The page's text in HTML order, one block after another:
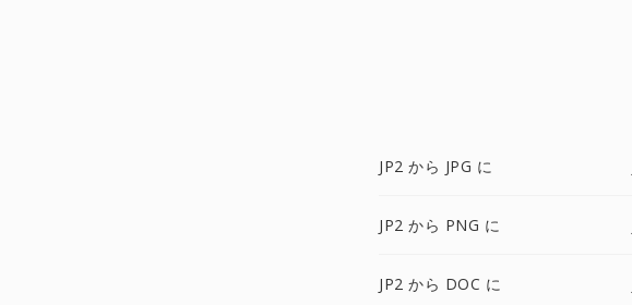
JP2 から JPG に
JP2 から PNG に
JP2 から DOC に